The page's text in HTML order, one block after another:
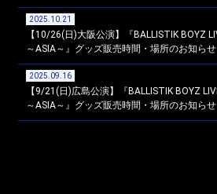
2025.10.21
【10/26(日)大阪公演】『BALLISTIK BOYZ
～ASIA～』グッズ販売時間・場所のお知らせ
2025.09.16
【9/21(日)広島公演】『BALLISTIK BOYZ
～ASIA～』グッズ販売時間・場所のお知らせ